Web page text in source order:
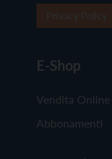
E-Shop
Vendita Online
Abbonamenti